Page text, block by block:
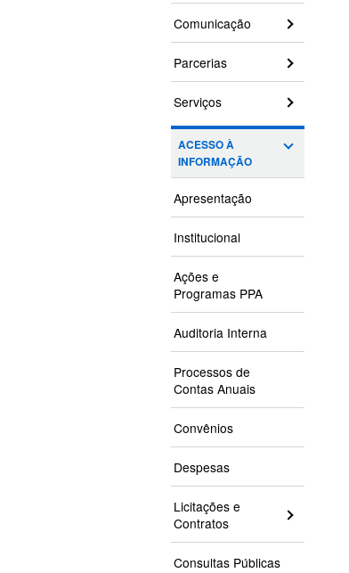
Comunicação
Parcerias
Serviços
ACESSO À
INFORMAÇÃO
Apresentação
Institucional
Ações e
Programas PPA
Auditoria Interna
Processos de
Contas Anuais
Convênios
Despesas
Licitações e
Contratos
Consultas Públicas